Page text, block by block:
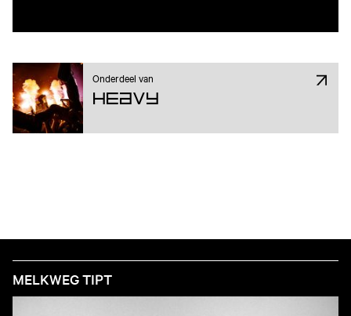
Onderdeel van
Heavy
MELKWEG TIPT